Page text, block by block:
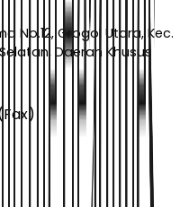
No.12, Grogol Utara, Kec.
Daerah Khusus